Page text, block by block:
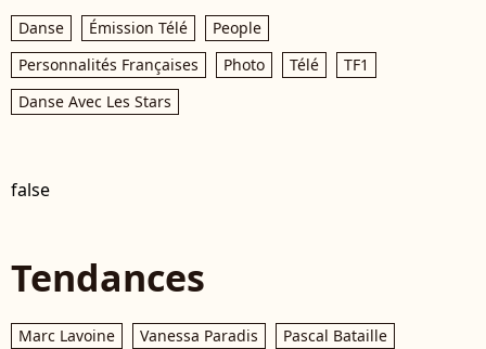
Danse Émission Télé
People
Personnalités Françaises
Photo Télé
TF1
Danse Avec Les Stars
false
Tendances
Marc Lavoine Vanessa Paradis Pascal Bataille